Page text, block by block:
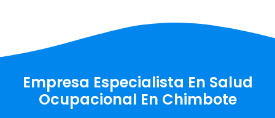
Empresa Especialista En Salud
Ocupacional En Chimbote